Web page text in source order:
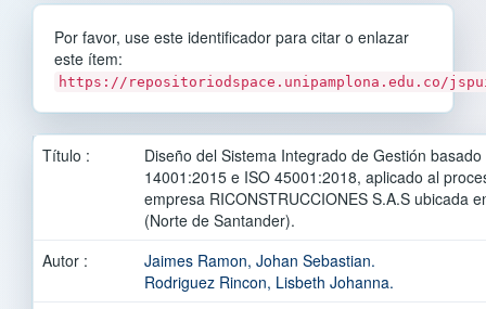
Por favor, use este identificador para citar o enlazar
este ítem:
https://repositoriodspace.unipamplona.edu.co/
Título :
Diseño del Sistema Integrado de Gestión
14001:2015 e ISO 45001:2018, aplicado al
empresa RICONSTRUCCIONES S.A.S ubicada
(Norte de Santander).
Autor :
Jaimes Ramon, Johan Sebastian.
Rodriguez Rincon, Lisbeth Johanna.